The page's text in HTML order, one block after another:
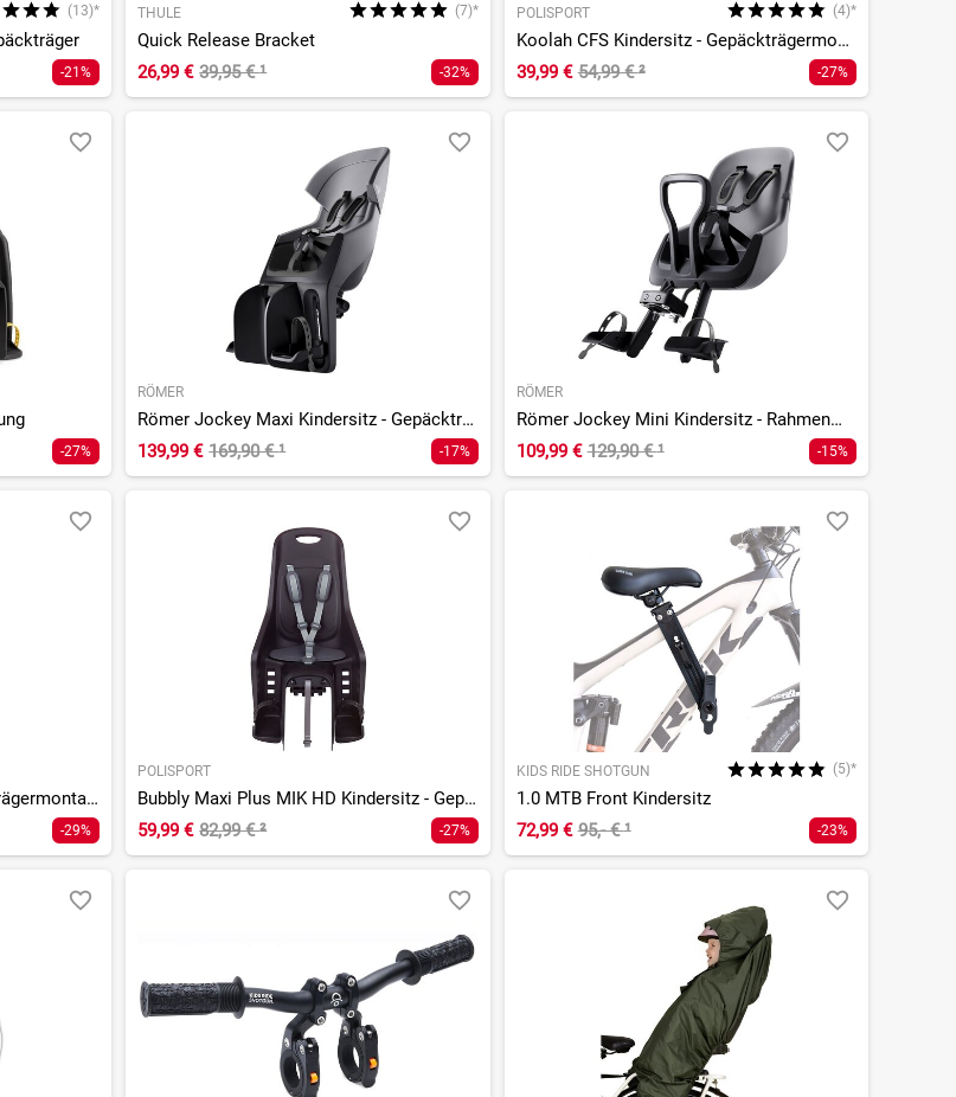
(13)*
-21%
THULE (7)*
Quick Release Bracket
26,99 € 39,95 €¹ -32%
POLISPORT (4)*
Koolah CFS Kindersitz - Gepäckträgermontage
39,99 € 54,99 €² -27%
-27%
RÖMER
Römer Jockey Maxi Kindersitz - Gepäckträgermontage
139,99 € 169,90 €¹ -17%
RÖMER
Römer Jockey Mini Kindersitz - Rahmenmontage vorn
109,99 € 129,90 €¹ -15%
One Maxi Kindersitz - Gepäckträgermontage
-29%
POLISPORT
Bubbly Maxi Plus MIK HD Kindersitz - Gepäckträgermontage
59,99 € 82,99 €² -27%
KIDS RIDE SHOTGUN (5)*
1.0 MTB Front Kindersitz
72,99 € 95,- €¹ -23%